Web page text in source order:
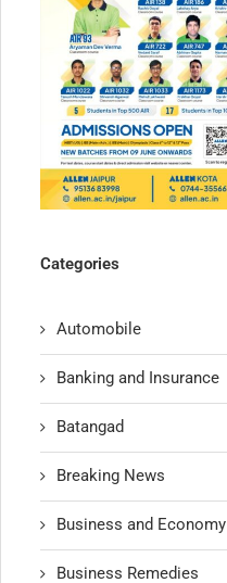
Categories
Automobile
Banking and Insurance
Batangad
Breaking News
Business and Economy
Business Remedies